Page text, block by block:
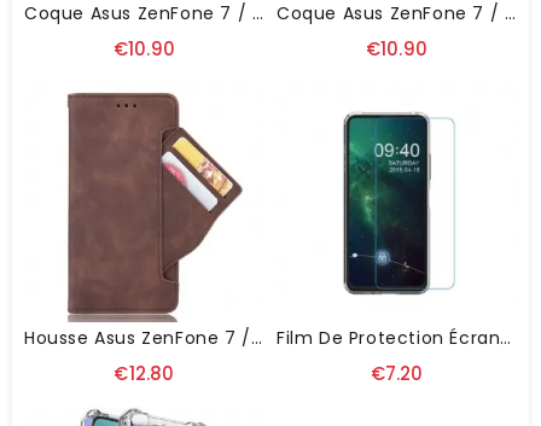
Coque Asus ZenFone 7 / 7 Pro Effet Cuir Litchi
€10.90
Coque Asus ZenFone 7 / 7 Pro Rigide Classique
€10.90
Housse Asus ZenFone 7 / 7 Pro Classe Première Multi-Cartes
€12.80
Film De Protection Écran LCD Pour Asus ZenFone 7 / 7 Pro
€7.20